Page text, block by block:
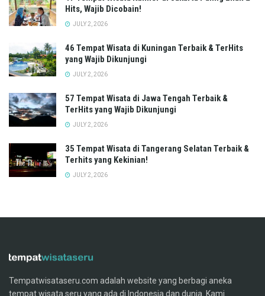
Hits, Wajib Dicobain!
JULY 2, 2026
46 Tempat Wisata di Kuningan Terbaik & TerHits
yang Wajib Dikunjungi
JULY 2, 2026
57 Tempat Wisata di Jawa Tengah Terbaik &
TerHits yang Wajib Dikunjungi
JULY 2, 2026
35 Tempat Wisata di Tangerang Selatan Terbaik &
Terhits yang Kekinian!
JULY 2, 2026
Tempatwisataseru.com adalah website yang berbagi aneka
tempat wisata seru yang ada di Indonesia dan dunia. Kami